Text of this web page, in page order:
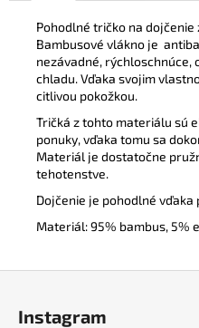
Pohodlné tričko na
Bambusové vlákno je
nezávadné, rýchloschnúce,
chladu. Vďaka svojim
citlivou pokožkou.
Tričká z tohto materiálu sú
ponuky, vďaka tomu sa
Materiál je dostatočne
tehotenstve.
Dojčenie je pohodlné
Materiál: 95% bambus, 5%
Instagram